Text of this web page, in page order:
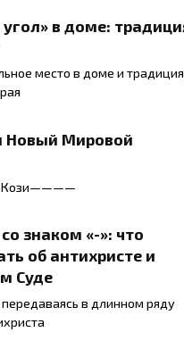
в доме:
место в доме и
Новый Мировой
Кози————
знаком «-»: что
об антихристе и
Суде
передаваясь в длинном ряду